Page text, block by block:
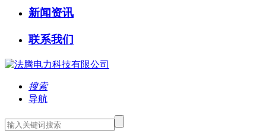
新闻资讯
联系我们
搜索
导航